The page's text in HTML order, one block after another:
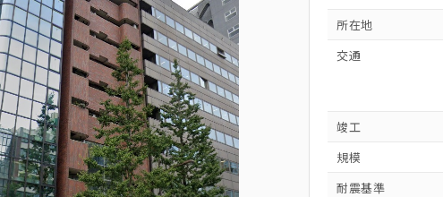
所在地
交通
竣工
規模
耐震基準